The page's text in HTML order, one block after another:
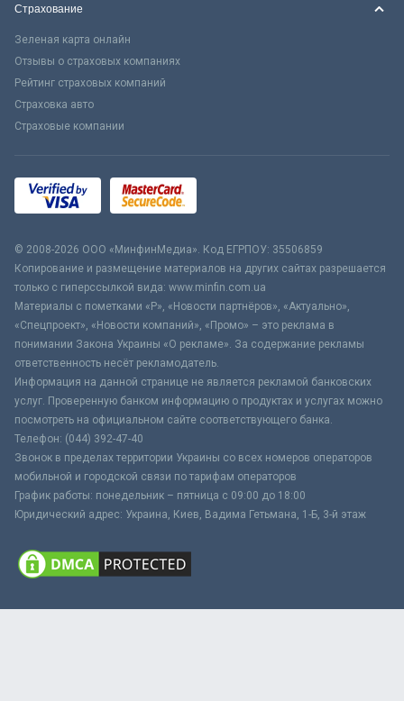
Страхование
Зеленая карта онлайн
Отзывы о страховых компаниях
Рейтинг страховых компаний
Страховка авто
Страховые компании
© 2008-2026 ООО «МинфинМедиа». Код ЕГРПОУ: 35506859
Копирование и размещение материалов на других сайтах разрешается
только с гиперссылкой вида: www.minfin.com.ua
Материалы с пометками «Р», «Новости партнёров», «Актуально»,
«Спецпроект», «Новости компаний», «Промо» – это реклама в
понимании Закона Украины «О рекламе». За содержание рекламы
ответственность несёт рекламодатель.
Информация на данной странице не является рекламой банковских
услуг. Проверенную банком информацию о продуктах и услугах можно
посмотреть на официальном сайте соответствующего банка.
Телефон: (044) 392-47-40
Звонок в пределах территории Украины со всех номеров операторов
мобильной и городской связи по тарифам операторов
График работы: понедельник – пятница с 09:00 до 18:00
Юридический адрес: Украина, Киев, Вадима Гетьмана, 1-Б, 3-й этаж